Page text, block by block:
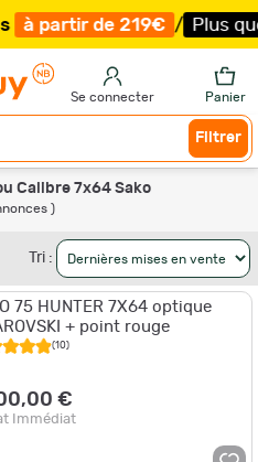
partir de 219€ / Plus que
Se connecter Panier
Filtrer
Calibre 7x64 Sako
)
Tri :
75 HUNTER 7X64 optique
+ point rouge
(10)
€
Immédiat